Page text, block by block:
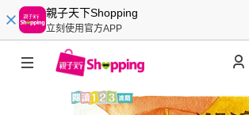
親子天下Shopping
立刻使用官方APP